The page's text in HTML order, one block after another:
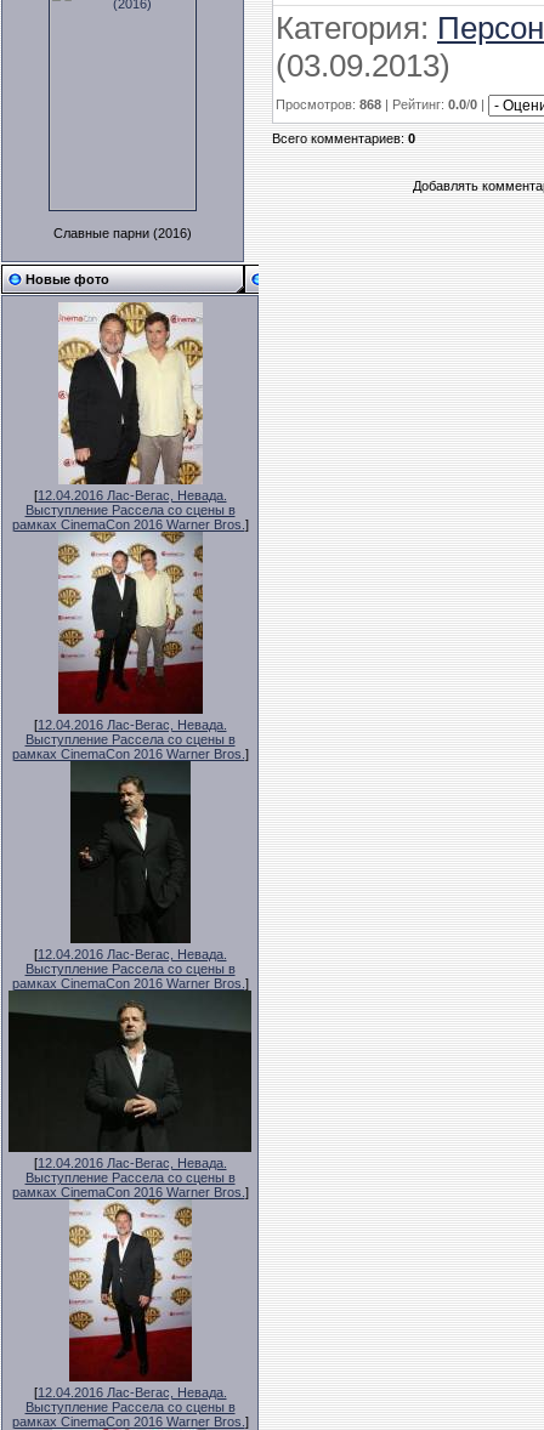
Славные парни (2016)
Новые фото
[12.04.2016 Лас-Вегас, Невада.
Выступление Рассела со сцены в
рамках CinemaCon 2016 Warner Bros. ]
[12.04.2016 Лас-Вегас, Невада.
Выступление Рассела со сцены в
рамках CinemaCon 2016 Warner Bros. ]
[12.04.2016 Лас-Вегас, Невада.
Выступление Рассела со сцены в
рамках CinemaCon 2016 Warner Bros. ]
[12.04.2016 Лас-Вегас, Невада.
Выступление Рассела со сцены в
рамках CinemaCon 2016 Warner Bros. ]
[12.04.2016 Лас-Вегас, Невада.
Выступление Рассела со сцены в
рамках CinemaCon 2016 Warner Bros. ]
Категория:
(03.09.2013)
Просмотров: 868 | Рейтинг: 0.0/0 |
Всего комментариев:0
Добавлять